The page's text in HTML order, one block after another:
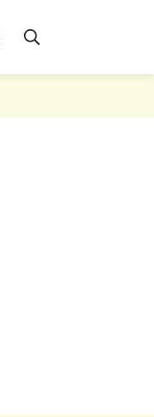
AFFICHER LA